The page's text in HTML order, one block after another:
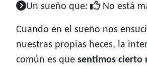
Un sueño que: No está
Cuando en el sueño nos
nuestras propias heces, la
común es que sentimos cierto